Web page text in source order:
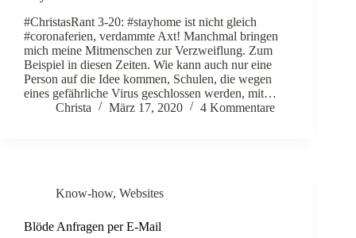
#ChristasRant 3-20: #stayhome ist nicht gleich
#coronaferien, verdammte Axt! Manchmal bringen
mich meine Mitmenschen zur Verzweiflung. Zum
Beispiel in diesen Zeiten. Wie kann auch nur eine
Person auf die Idee kommen, Schulen, die wegen
eines gefährliche Virus geschlossen werden, mit…
Christa
März 17, 2020 4 Kommentare
Know-how, Websites
Blöde Anfragen per E-Mail